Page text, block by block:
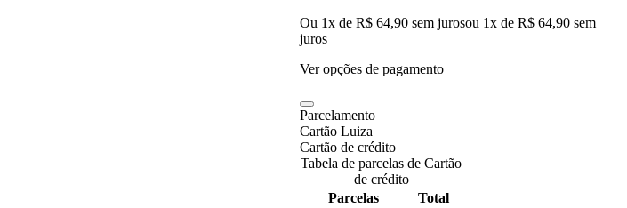
Ou 1x de R$ 64,90 sem jurosou 1x de R$ 64,90 sem
juros
Ver opções de pagamento
Parcelamento
Cartão Luiza
Cartão de crédito
Tabela de parcelas de Cartão
de crédito
Parcelas
Total